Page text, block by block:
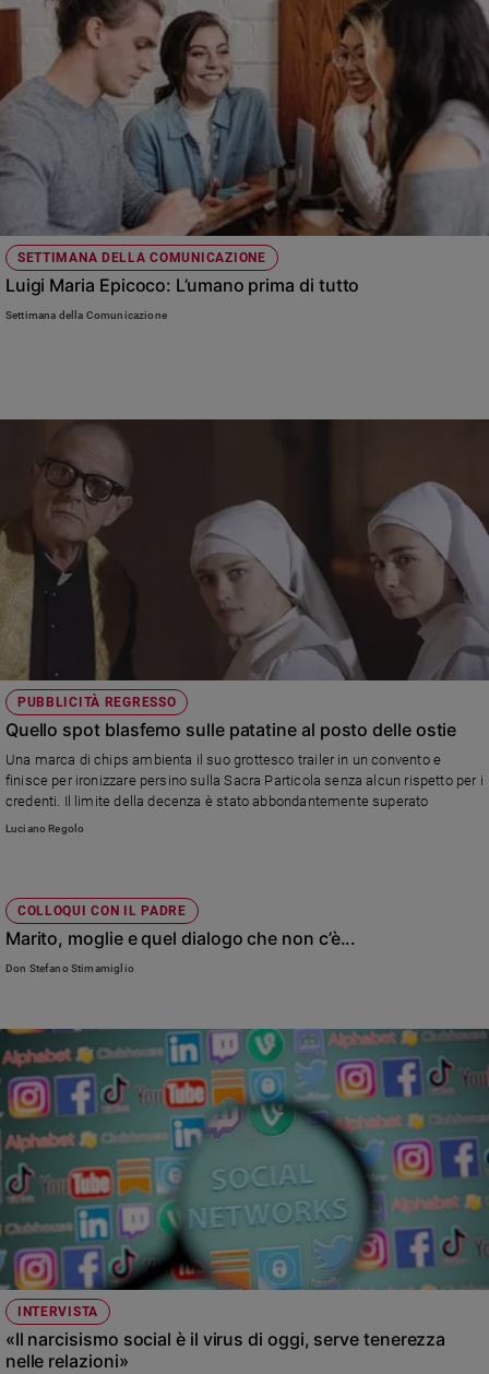
SETTIMANA DELLA COMUNICAZIONE
Luigi Maria Epicoco: L’umano prima di tutto
Settimana della Comunicazione
PUBBLICITÀ REGRESSO
Quello spot blasfemo sulle patatine al posto delle ostie
Una marca di chips ambienta il suo grottesco trailer in un convento e
finisce per ironizzare persino sulla Sacra Particola senza alcun rispetto per i
credenti. Il limite della decenza è stato abbondantemente superato
Luciano Regolo
COLLOQUI CON IL PADRE
Marito, moglie e quel dialogo che non c’è...
Don Stefano Stimamiglio
INTERVISTA
«Il narcisismo social è il virus di oggi, serve tenerezza
nelle relazioni»